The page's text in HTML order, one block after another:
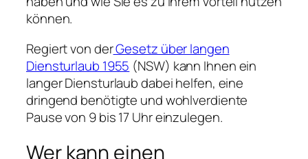
können.
Regiert von derGesetz über langen
Diensturlaub 1955 (NSW) kann Ihnen ein
langer Diensturlaub dabei helfen, eine
dringend benötigte und wohlverdiente
Pause von 9 bis 17 Uhr einzulegen.
Wer kann einen